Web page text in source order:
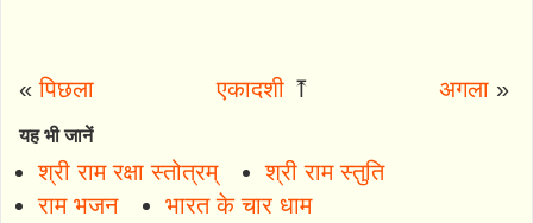
«पिछला एकादशी⤒ अगला»
यह भी जानें
श्री राम रक्षा स्तोत्रम्
श्री राम स्तुति
राम भजन
भारत के चार धाम